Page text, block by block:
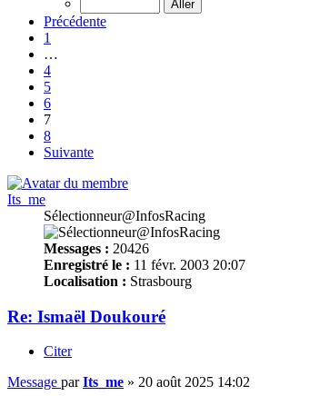
Précédente
1
…
4
5
6
7
8
Suivante
Its_me
Sélectionneur@InfosRacing
Messages : 20426
Enregistré le : 11 févr. 2003 20:07
Localisation : Strasbourg
Re: Ismaël Doukouré
Citer
Message parIts_me » 20 août 2025 14:02